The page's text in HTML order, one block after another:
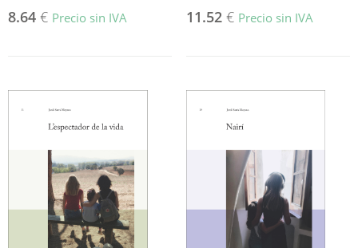
8.64 € Precio sin IVA 11.52 € Precio sin IVA